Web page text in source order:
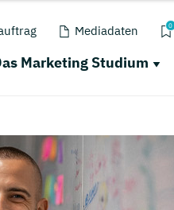
Mediadaten 0
Marketing Studium